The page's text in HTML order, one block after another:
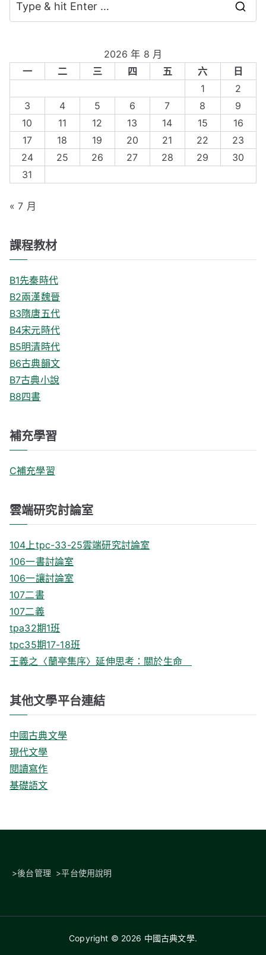
r
c
h
f
o
r
:
2026 年 8 月
一
二 三 四 五 六
日
1
2
3
4 5 6 7 8
9
10
11 12 13 14 15
16
17
18 19 20 21 22
23
24
25 26 27 28 29
30
31
« 7 月
課程教材
B1先秦時代
B2兩漢魏晉
B3隋唐五代
B4宋元時代
B5明清時代
B6古典韻文
B7古典小說
B8四書
補充學習
C補充學習
雲端研究討論室
104上tpc-33-25雲端研究討論室
106一書討論室
106一讓討論室
107二書
107二義
tpa32期1班
tpc35期17-18班
王義之〈蘭亭集序〉延伸思考：關於生命
其他文學平台連結
中國古典文學
現代文學
閱讀寫作
基礎語文
>後台管理 >平台使用說明
Copyright © 2026 中國古典文學.